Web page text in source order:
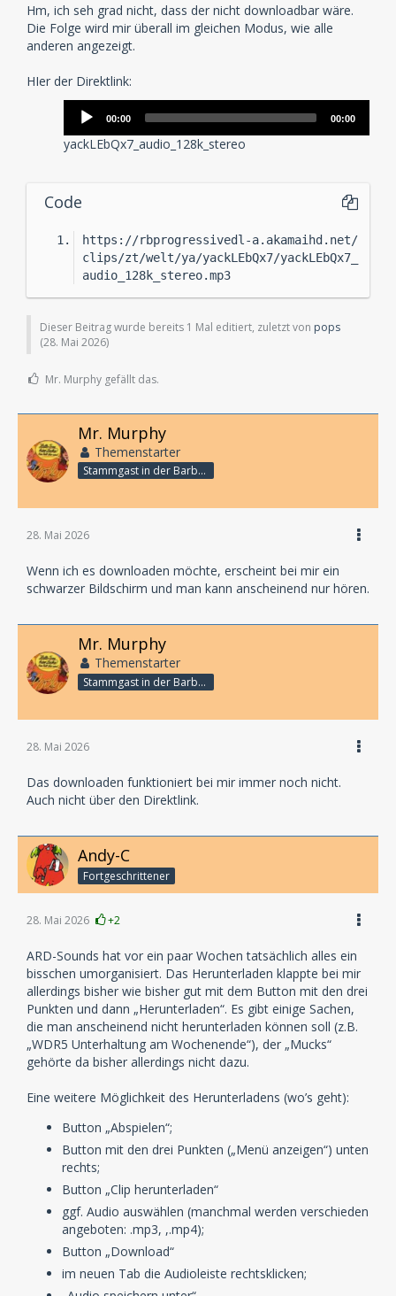
Hm, ich seh grad nicht, dass der nicht downloadbar wäre.
Die Folge wird mir überall im gleichen Modus, wie alle
anderen angezeigt.
HIer der Direktlink:
Audio-
Player
00:00 00:00
yackLEbQx7_audio_128k_stereo
Code
https://rbprogressivedl-a.akamaihd.net/
clips/zt/welt/ya/yackLEbQx7/yackLEbQx7_
audio_128k_stereo.mp3
Dieser Beitrag wurde bereits 1 Mal editiert, zuletzt von pops
(28. Mai 2026)
Mr. Murphy gefällt das.
Mr. Murphy
Themenstarter
Stammgast in der Barbarabar
28. Mai 2026
Wenn ich es downloaden möchte, erscheint bei mir ein
schwarzer Bildschirm und man kann anscheinend nur hören.
Mr. Murphy
Themenstarter
Stammgast in der Barbarabar
28. Mai 2026
Das downloaden funktioniert bei mir immer noch nicht.
Auch nicht über den Direktlink.
Andy-C
Fortgeschrittener
28. Mai 2026 +2
ARD-Sounds hat vor ein paar Wochen tatsächlich alles ein
bisschen umorganisiert. Das Herunterladen klappte bei mir
allerdings bisher wie bisher gut mit dem Button mit den drei
Punkten und dann „Herunterladen“. Es gibt einige Sachen,
die man anscheinend nicht herunterladen können soll (z.B.
„WDR5 Unterhaltung am Wochenende“), der „Mucks“
gehörte da bisher allerdings nicht dazu.
Eine weitere Möglichkeit des Herunterladens (wo’s geht):
Button „Abspielen“;
Button mit den drei Punkten („Menü anzeigen“) unten
rechts;
Button „Clip herunterladen“
ggf. Audio auswählen (manchmal werden verschieden
angeboten: .mp3, ,.mp4);
Button „Download“
im neuen Tab die Audioleiste rechtsklicken;